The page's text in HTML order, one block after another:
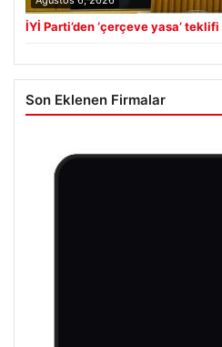
İYİ Parti’den ‘çerçeve yasa’
Son Eklenen Firmalar